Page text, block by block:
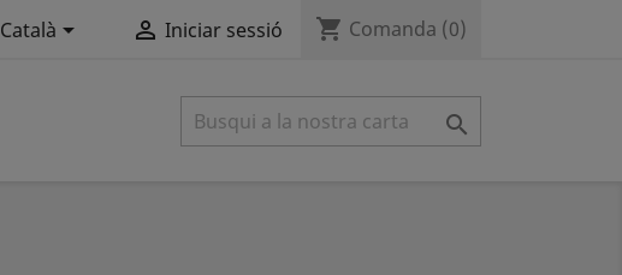
Català  Iniciar sessió shopping_cart Comanda (0)
